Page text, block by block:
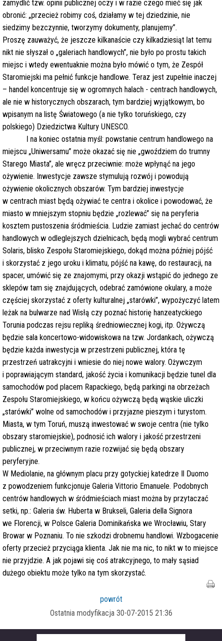
zamydlić tzw. opinii publicznej oczy i w razie czego mieć się jak
obronić: „przecież robimy coś, działamy w tej dziedzinie, nie
siedzimy bezczynnie, tworzymy dokumenty, planujemy”.
Proszę zauważyć, że jeszcze kilkanaście czy kilkadziesiąt lat temu
nikt nie słyszał o „galeriach handlowych”, nie było po prostu takich
miejsc i wtedy ewentuaknie można było mówić o tym, że Zespół
Staromiejski ma pełnić funkcje handlowe. Teraz jest zupełnie inaczej
– handel koncentruje się w ogromnych halach - centrach handlowych,
ale nie w historycznych obszarach, tym bardziej wyjątkowym, bo
wpisanym na listę Światowego (a nie tylko toruńskiego, czy
polskiego) Dziedzictwa Kultury UNESCO.
I na koniec ostatnia myśl: powstanie centrum handlowego na
miejscu „Uniwersamu” może okazać się nie „gwoździem do trumny
Starego Miasta”, ale wręcz przeciwnie: może wpłynąć na jego
ożywienie. Inwestycje zawsze stymulują rozwój i powodują
ożywienie okolicznych obszarów. Tym bardziej inwestycje
w centrach miast będą ożywiać te centra i okolice i powodować, że
miasto w mniejszym stopniu będzie „rozlewać” się na peryferia
kosztem pustoszenia śródmieścia. Ludzie zamiast jechać do centrów
handlowych w odleglejszych dzielnicach, będą mogli wybrać centrum
Solaris, blisko Zespołu Staromiejskiego, dokąd można później pójść
i skorzystać z jego uroku i klimatu, pójść na kawę, do restauracji, na
spacer, umówić się ze znajomymi, przy okazji wstąpić do jednego ze
sklepów tam się znajdujących, odebrać zamówione okulary, a może
częściej skorzystać z oferty kulturalnej „starówki”, wypożyczyć latem
leżak na bulwarze nad Wisłą czy poznać historię hanzeatyckiego
Torunia podczas rejsu repliką średniowiecznej kogi, itp. Ożywczą
będzie sala koncertowo-widowiskowa na tzw. Jordankach, ożywczą
będzie każda inwestycja w przestrzeni publicznej, która tę
przestrzeń uatrakcyjni i wniesie do niej nowe walory. Ożywczym
i poprawiającym standard, jakość życia i komunikacji będzie tunel dla
samochodów pod placem Rapackiego, będą parkingi na obrzeżach
Zespołu Staromiejskiego, w końcu ożywczą będą wąskie uliczki
„starówki” wolne od samochodów i przyjazne pieszym i turystom.
Miasta, w tym Toruń, muszą inwestować w swoje centra (nie tylko
obszary staromiejskie), podnosić ich walory i jakość przestrzeni
publicznej, w przeciwnym razie rozwijać się będą obszary
peryferyjne.
W Mediolanie, na głównym placu przy gotyckiej katedrze Il Duomo
z powodzeniem funkcjonuje Galeria Vittorio Emanuele. Podobnych
centrów handlowych w śródmieściach miast można by przytaczać
setki, np.: Galeria św. Huberta w Brukseli, Galeria della Signora
we Florencji, w Polsce Galeria Dominikańska we Wrocławiu, Stary
Browar w Poznaniu. To nie szkodzi drobnemu handlowi. Wzbogacenie
oferty przecież przyciąga klienta. Jak nie ma nic, to nikt w to miejsce
nie przyjdzie. A jak pojawi się coś atrakcyjnego, to mały sąsiad
dużego obiektu może tylko na tym skorzystać.
powrót
Ostatnia modyfikacja 30-07-2015 21:36